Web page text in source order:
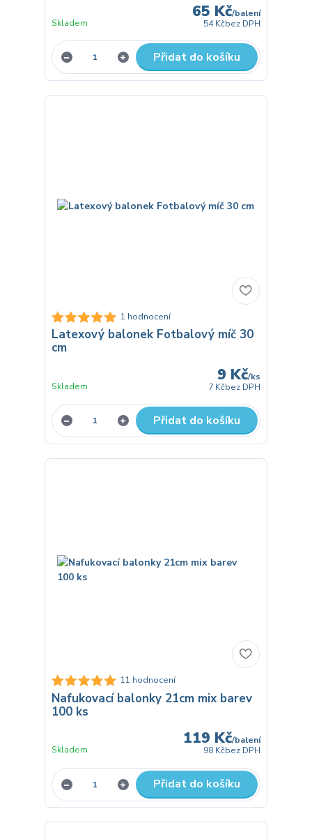
65 Kč/balení
54 Kčbez DPH
Skladem
Přidat do košíku
1 hodnocení
Latexový balonek Fotbalový míč 30
cm
9 Kč/ks
7 Kčbez DPH
Skladem
Přidat do košíku
11 hodnocení
Nafukovací balonky 21cm mix barev
100 ks
119 Kč/balení
98 Kčbez DPH
Skladem
Přidat do košíku